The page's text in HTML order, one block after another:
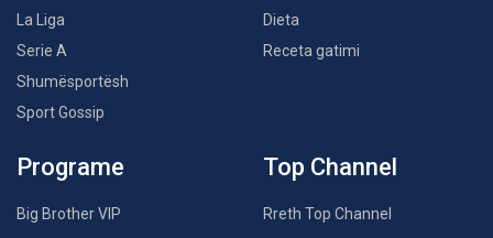
La Liga
Serie A
Shumësportësh
Sport Gossip
Dieta
Receta gatimi
Programe
Big Brother VIP
Top Channel
Rreth Top Channel